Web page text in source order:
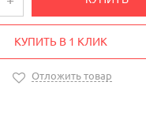
КУПИТЬ В 1 КЛИК
Отложить товар